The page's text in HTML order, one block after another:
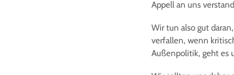
Appell an uns
Wir tun also gut
verfallen, wenn
Außenpolitik, geht es